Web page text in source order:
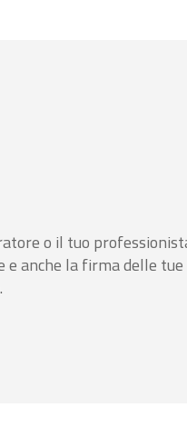
o il tuo
e anche la firma delle